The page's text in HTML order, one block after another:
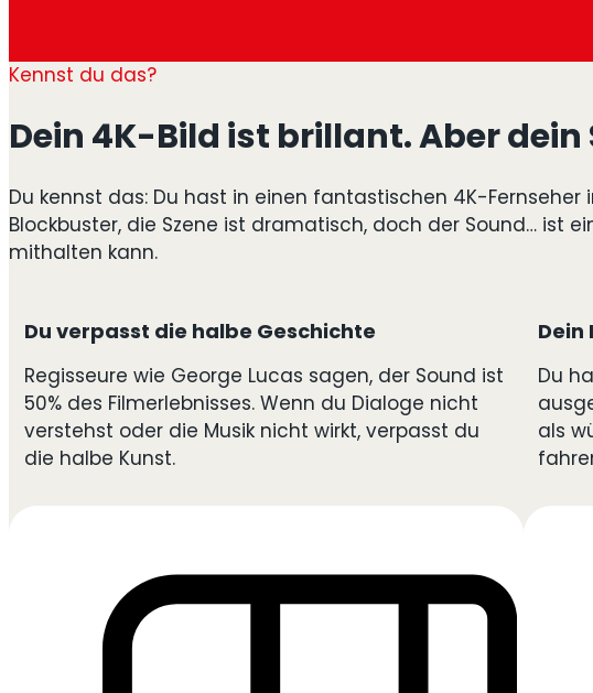
Dein 4K-Bild ist brillant. Aber dein
Kennst du das?
Du kennst das: Du hast in einen fantastischen 4K-
Blockbuster, die Szene ist dramatisch, doch der Sound… ist
mithalten kann.
Du verpasst die halbe Geschichte
Regisseure wie George Lucas sagen, der Sound ist
50% des Filmerlebnisses. Wenn du Dialoge nicht
verstehst oder die Musik nicht wirkt, verpasst du
die halbe Kunst.
Du
als